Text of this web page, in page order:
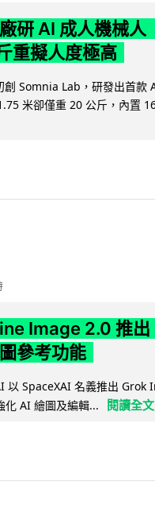
研 AI 成人機械人
重擬人度極高
創 Somnia Lab，研發出首款
米卻僅重 20 公斤，內置
Image 2.0 推出
參考功能
以 SpaceXAI 名義推出 Grok
AI 繪圖及編輯...
閱讀全文